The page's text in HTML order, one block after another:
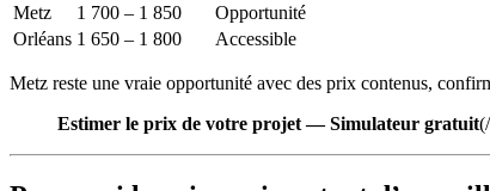
Metz
1 700 – 1 850
Opportunité
Orléans 1 650 – 1 800 Accessible
Metz reste une vraie opportunité avec des prix contenus,
Estimer le prix de votre projet — Simulateur gratuit